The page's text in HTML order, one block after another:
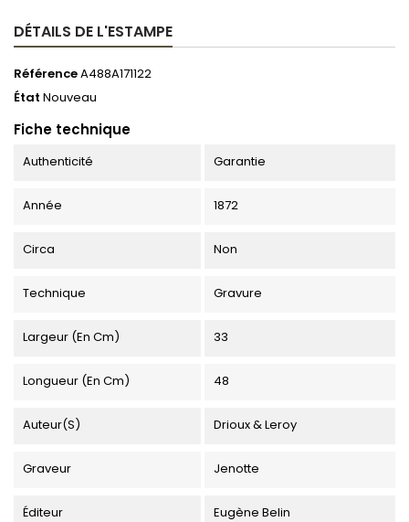
DÉTAILS DE L'ESTAMPE
RéférenceA488A171122
État Nouveau
Fiche technique
Authenticité Garantie
Année 1872
Circa Non
Technique Gravure
Largeur (en Cm) 33
Longueur (en Cm) 48
Auteur(s) Drioux & Leroy
Graveur Jenotte
Éditeur Eugène Belin